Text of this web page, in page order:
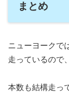
まとめ
ニューヨークで
走っているので
本数も結構走っ